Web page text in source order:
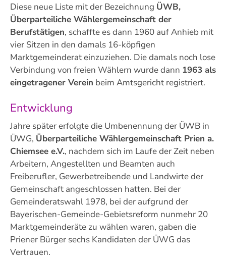
Diese neue Liste mit der Bezeichnung ÜWB,
Überparteiliche Wählergemeinschaft der
Berufstätigen, schaffte es dann 1960 auf Anhieb mit
vier Sitzen in den damals 16-köpfigen
Marktgemeinderat einzuziehen. Die damals noch lose
Verbindung von freien Wählern wurde dann 1963 als
eingetragener Verein beim Amtsgericht registriert.
Entwicklung
Jahre später erfolgte die Umbenennung der ÜWB in
ÜWG, Überparteiliche Wählergemeinschaft Prien a.
Chiemsee e.V., nachdem sich im Laufe der Zeit neben
Arbeitern, Angestellten und Beamten auch
Freiberufler, Gewerbetreibende und Landwirte der
Gemeinschaft angeschlossen hatten. Bei der
Gemeinderatswahl 1978, bei der aufgrund der
Bayerischen-Gemeinde-Gebietsreform nunmehr 20
Marktgemeinderäte zu wählen waren, gaben die
Priener Bürger sechs Kandidaten der ÜWG das
Vertrauen.